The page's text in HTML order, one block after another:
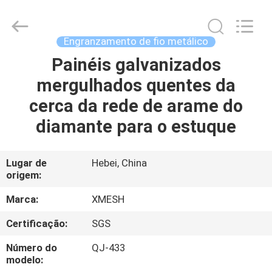
PRODUTOS
NÓS
EXCURSÃO
DA
FÁBRICA
Mesh
MFG
Engranzamento de fio metálico
Painéis galvanizados
mergulhados quentes da
cerca da rede de arame do
diamante para o estuque
Lugar de
origem:
Hebei, China
Marca:
XMESH
Certificação:
SGS
Número do
modelo:
QJ-433